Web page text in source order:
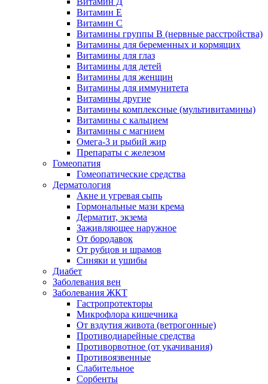
Витамин Е
Витамин С
Витамины группы В (нервные расстройства)
Витамины для беременных и кормящих
Витамины для глаз
Витамины для детей
Витамины для женщин
Витамины для иммунитета
Витамины другие
Витамины комплексные (мультивитамины)
Витамины с кальцием
Витамины с магнием
Омега-3 и рыбий жир
Препараты с железом
Гомеопатия
Гомеопатические средства
Дерматология
Акне и угревая сыпь
Гормональные мази крема
Дерматит, экзема
Заживляющее наружное
От бородавок
От рубцов и шрамов
Синяки и ушибы
Диабет
Заболевания вен
Заболевания ЖКТ
Гастропротекторы
Микрофлора кишечника
От вздутия живота (ветрогонные)
Противодиарейные средства
Противорвотное (от укачивания)
Противоязвенные
Слабительное
Сорбенты